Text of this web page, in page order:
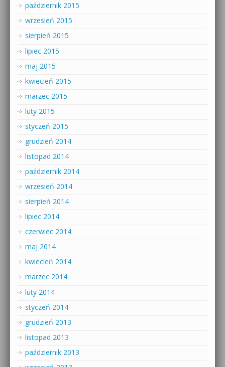
październik 2015
wrzesień 2015
sierpień 2015
lipiec 2015
maj 2015
kwiecień 2015
marzec 2015
luty 2015
styczeń 2015
grudzień 2014
listopad 2014
październik 2014
wrzesień 2014
sierpień 2014
lipiec 2014
czerwiec 2014
maj 2014
kwiecień 2014
marzec 2014
luty 2014
styczeń 2014
grudzień 2013
listopad 2013
październik 2013